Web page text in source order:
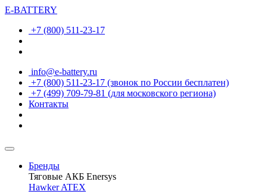
E-BATTERY
+7 (800) 511-23-17
info@e-battery.ru
+7 (800) 511-23-17 (звонок по России бесплатен)
+7 (499) 709-79-81 (для московского региона)
Контакты
Бренды
Тяговые АКБ Enersys
Hawker ATEX